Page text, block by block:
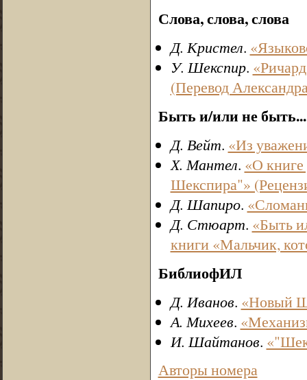
Слова, слова, слова
Д. Кристел.
У. Шекспир.
(Перевод
Быть и/или не быть...
Д. Вейт. «Из
Х. Мантел. «О
Шекспира"»
Д. Шапиро.
Д. Стюарт. «Быть
книги «Мальчик,
БиблиофИЛ
Д. Иванов. «Новый
А. Михеев.
И. Шайтанов.
Авторы номера